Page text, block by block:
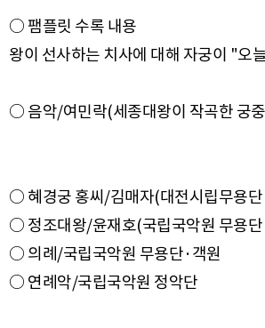
○ 팸플릿 수록 내용
왕이 선사하는 치사에 대해 자궁이 "오
○ 혜경궁 홍씨/김매자(대전시립무용단
○ 정조대왕/윤재호(국립국악원 무용단
○ 의례/국립국악원 무용단·객원
○ 연례악/국립국악원 정악단